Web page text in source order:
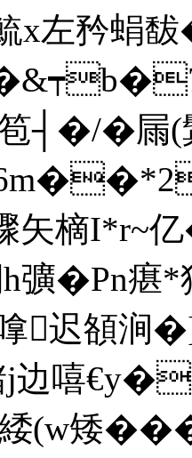
x左矜蜎
┤�/�
矢樀I*r~
�Pn瘎*
迟頟涧�
嘻
矮